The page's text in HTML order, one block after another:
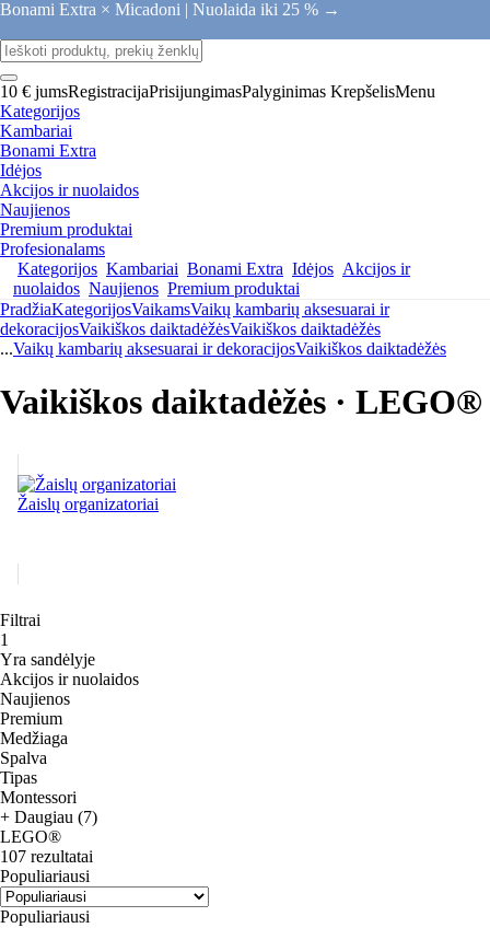
Bonami Extra × Micadoni | Nuolaida iki 25 % →
10 € jumsRegistracijaPrisijungimasPalyginimas KrepšelisMenu
Kategorijos
Kambariai
Bonami Extra
Idėjos
Akcijos ir nuolaidos
Naujienos
Premium produktai
Profesionalams
Kategorijos Kambariai Bonami Extra Idėjos Akcijos ir
nuolaidos Naujienos Premium produktai
PradžiaKategorijosVaikamsVaikų kambarių aksesuarai ir
dekoracijosVaikiškos daiktadėžėsVaikiškos daiktadėžės
...Vaikų kambarių aksesuarai ir dekoracijosVaikiškos daiktadėžės
Vaikiškos daiktadėžės · LEGO®
Žaislų organizatoriai
Filtrai
1
Yra sandėlyje
Akcijos ir nuolaidos
Naujienos
Premium
Medžiaga
Spalva
Tipas
Montessori
+ Daugiau (7)
LEGO®
107 rezultatai
Populiariausi
Populiariausi